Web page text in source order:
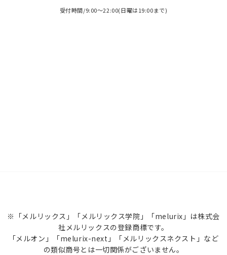
受付時間/9:00～22:00(日曜は19:00まで)
※「メルリックス」「メルリックス学院」「melurix」は株式会
社メルリックスの登録商標です。
「メルオン」「melurix-next」「メルリックスネクスト」など
の類似商号とは一切関係がございません。